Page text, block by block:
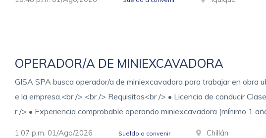
OPERADOR/A DE MINIEXCAVADORA
GISA SPA busca operador/a de miniexcavadora para trabajar en obra
e la empresa.<br /> <br /> Requisitos<br /> • Licencia de conducir
r /> • Experiencia comprobable operando miniexcavadora (mínimo 1
1:07 p.m. 01/Ago/2026 Sueldo a convenir Chillán